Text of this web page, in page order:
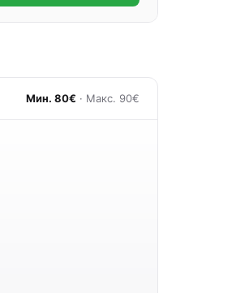
Мин. 80€ · Макс. 90€